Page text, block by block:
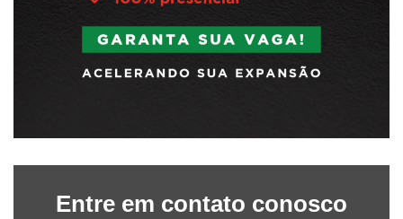
Entre em contato conosco